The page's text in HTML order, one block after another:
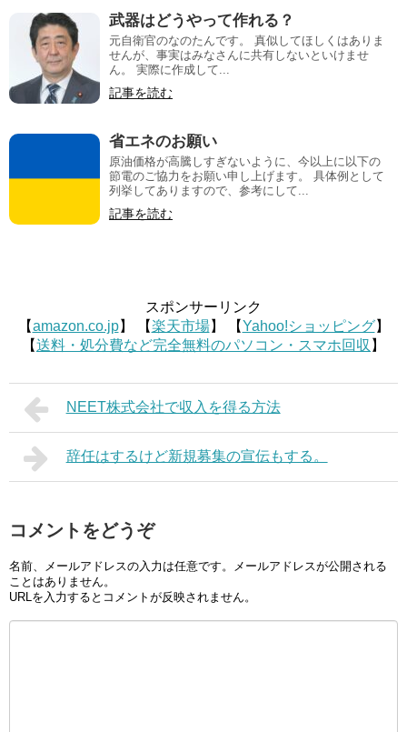
武器はどうやって作れる？
元自衛官のなのたんです。 真似してほしくはありま
せんが、事実はみなさんに共有しないといけませ
ん。 実際に作成して...
記事を読む
省エネのお願い
原油価格が高騰しすぎないように、今以上に以下の
節電のご協力をお願い申し上げます。 具体例として
列挙してありますので、参考にして...
記事を読む
スポンサーリンク
【amazon.co.jp】 【楽天市場】 【Yahoo!ショッピング】
【送料・処分費など完全無料のパソコン・スマホ回収 】
NEET株式会社で収入を得る方法
辞任はするけど新規募集の宣伝もする。
コメントをどうぞ
名前、メールアドレスの入力は任意です。メールアドレスが公開される
ことはありません。
URLを入力するとコメントが反映されません。